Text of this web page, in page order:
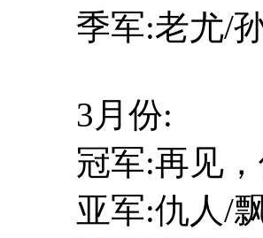
季军:老尤/孙
3月份:
冠军:再见，
亚军:仇人/